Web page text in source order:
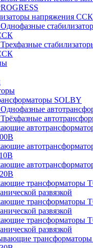
напряжения ССК
SOLBY
трансформаторы
развязкой
трансформаторы
развязкой
трансформаторы
развязкой